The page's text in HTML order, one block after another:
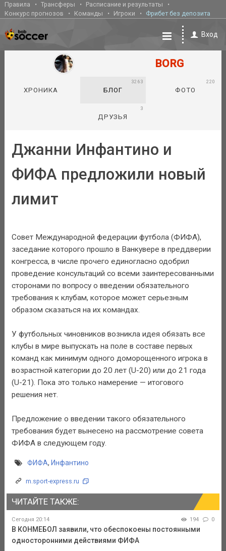
Правила Трансферы
Расписание и результаты
Конкурс прогнозов
Команды Игроки Фрибет без депозита
Вход
BORG
ХРОНИКА БЛОГ
3263
ФОТО
220
ДРУЗЬЯ
3
Джанни Инфантино и
ФИФА предложили новый
лимит
Совет Международной федерации футбола (ФИФА),
заседание которого прошло в Ванкувере в преддверии
конгресса, в числе прочего единогласно одобрил
проведение консультаций со всеми заинтересованными
сторонами по вопросу о введении обязательного
требования к клубам, которое может серьезным
образом сказаться на их командах.
У футбольных чиновников возникла идея обязать все
клубы в мире выпускать на поле в составе первых
команд как минимум одного доморощенного игрока в
возрастной категории до 20 лет (U-20) или до 21 года
(U-21). Пока это только намерение — итогового
решения нет.
Предложение о введении такого обязательного
требования будет вынесено на рассмотрение совета
ФИФА в следующем году.
ФИФА, Инфантино
m.sport-express.ru
ЧИТАЙТЕ ТАКЖЕ:
Сегодня 20:14 194 0
В КОНМЕБОЛ заявили, что обеспокоены постоянными
односторонними действиями ФИФА